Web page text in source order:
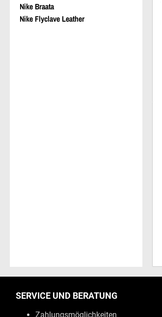
Nike Braata
Nike Flyclave Leather
SERVICE UND BERATUNG
Zahlungsmöglichkeiten